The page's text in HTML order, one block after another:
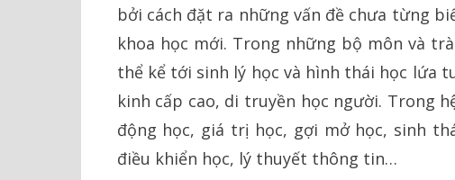
bởi cách đặt ra những vấn đề chưa từng
khoa học mới. Trong những bộ môn và
thể kể tới sinh lý học và hình thái học lứa
kinh cấp cao, di truyền học người. Trong
động học, giá trị học, gợi mở học, sinh
điều khiển học, lý thuyết thông tin…